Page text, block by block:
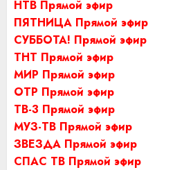
НТВ Прямой эфир
ПЯТНИЦА Прямой эфир
СУББОТА! Прямой эфир
ТНТ Прямой эфир
МИР Прямой эфир
ОТР Прямой эфир
ТВ-3 Прямой эфир
МУЗ-ТВ Прямой эфир
ЗВЕЗДА Прямой эфир
СПАС ТВ Прямой эфир